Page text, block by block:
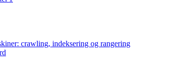
crawling, indeksering og rangering